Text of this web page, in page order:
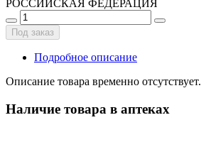
РОССИЙСКАЯ ФЕДЕРАЦИЯ
Под заказ
Подробное описание
Описание товара временно отсутствует.
Наличие товара в аптеках